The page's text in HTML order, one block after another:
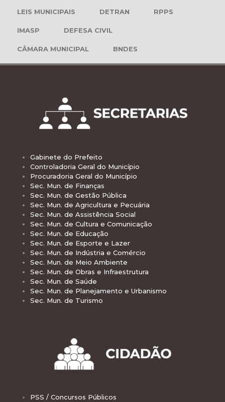
LEIS MUNICIPAIS DETRAN RPPS
IMASP DEFESA CIVIL
CÂMARA MUNICIPAL BNDES
Gabinete do Prefeito
Controladoria Geral do Município
Procuradoria Geral do Município
Sec. Mun. de Finanças
Sec. Mun. de Gestão Pública
Sec. Mun. de Agricultura e Pecuária
Sec. Mun. de Assistência Social
Sec. Mun. de Cultura e Comunicação
Sec. Mun. de Educação
Sec. Mun. de Esporte e Lazer
Sec. Mun. de Indústria e Comércio
Sec. Mun. de Meio Ambiente
Sec. Mun. de Obras e Infraestrutura
Sec. Mun. de Saúde
Sec. Mun. de Planejamento e Urbanismo
Sec. Mun. de Turismo
PSS / Concursos Públicos